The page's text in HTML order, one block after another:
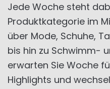
Jede Woche steht
Produktkategorie im
über Mode, Schuhe,
bis hin zu Schwimm-
erwarten Sie Woche
Highlights und